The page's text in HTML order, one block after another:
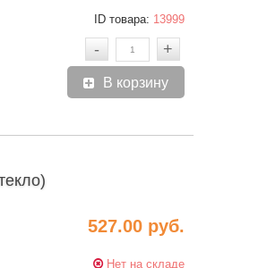
ID товара: 13999
- +
В корзину
527.00 руб.
Нет на складе